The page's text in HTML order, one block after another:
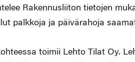
Rakennusliiton tietojen
palkkoja ja päivärahoja
toimii Lehto Tilat Oy.